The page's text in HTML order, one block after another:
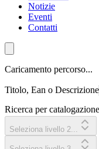
Notizie
Eventi
Contatti
Caricamento percorso...
Titolo, Ean o Descrizione
Ricerca per
Seleziona livello 2...